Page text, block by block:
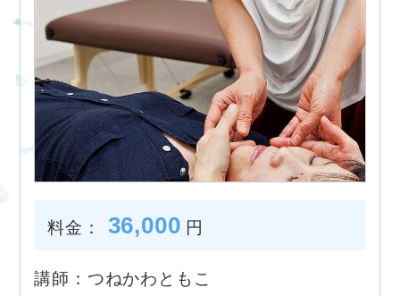
料金： 36,000 円
講師：つねかわともこ